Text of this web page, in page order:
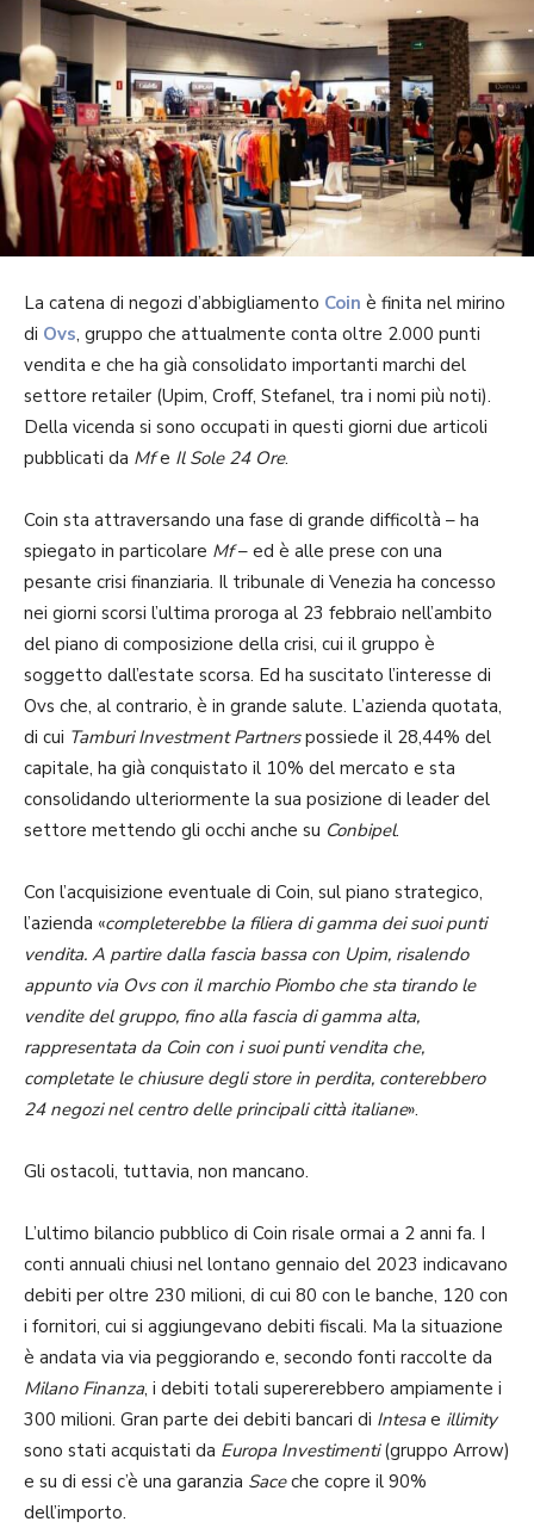
La catena di negozi d’abbigliamento Coin è finita nel mirino
di Ovs, gruppo che attualmente conta oltre 2.000 punti
vendita e che ha già consolidato importanti marchi del
settore retailer (Upim, Croff, Stefanel, tra i nomi più noti).
Della vicenda si sono occupati in questi giorni due articoli
pubblicati da Mfe Il Sole 24 Ore.
Coin sta attraversando una fase di grande difficoltà – ha
spiegato in particolare Mf– ed è alle prese con una
pesante crisi finanziaria. Il tribunale di Venezia ha concesso
nei giorni scorsi l’ultima proroga al 23 febbraio nell’ambito
del piano di composizione della crisi, cui il gruppo è
soggetto dall’estate scorsa. Ed ha suscitato l’interesse di
Ovs che, al contrario, è in grande salute. L’azienda quotata,
di cui Tamburi Investment Partnerspossiede il 28,44% del
capitale, ha già conquistato il 10% del mercato e sta
consolidando ulteriormente la sua posizione di leader del
settore mettendo gli occhi anche su Conbipel.
Con l’acquisizione eventuale di Coin, sul piano strategico,
l’azienda «completerebbe la filiera di gamma dei suoi punti
vendita. A partire dalla fascia bassa con Upim, risalendo
appunto via Ovs con il marchio Piombo che sta tirando le
vendite del gruppo, fino alla fascia di gamma alta,
rappresentata da Coin con i suoi punti vendita che,
completate le chiusure degli store in perdita, conterebbero
24 negozi nel centro delle principali città italiane».
Gli ostacoli, tuttavia, non mancano.
L’ultimo bilancio pubblico di Coin risale ormai a 2 anni fa. I
conti annuali chiusi nel lontano gennaio del 2023 indicavano
debiti per oltre 230 milioni, di cui 80 con le banche, 120 con
i fornitori, cui si aggiungevano debiti fiscali. Ma la situazione
è andata via via peggiorando e, secondo fonti raccolte da
Milano Finanza, i debiti totali supererebbero ampiamente i
300 milioni. Gran parte dei debiti bancari di Intesae illimity
sono stati acquistati da Europa Investimenti(gruppo Arrow)
e su di essi c’è una garanzia Saceche copre il 90%
dell’importo.